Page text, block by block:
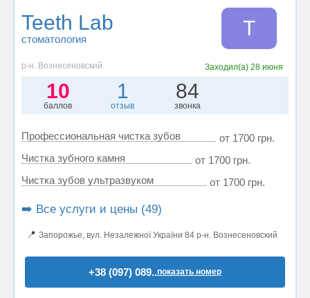
Teeth Lab
стоматология T
р-н. Вознесеновский Заходил(а)28 июня
10
баллов
1
отзыв
84
звонка
Профессиональная чистка зубов
от 1700 грн.
Чистка зубного камня
от 1700 грн.
Чистка зубов ультразвуком
от 1700 грн.
➡️ Все услуги и цены (49)
📍 Запорожье, вул. Незалежної України 84 р-н. Вознесеновский
+38 (097) 089..показать номер